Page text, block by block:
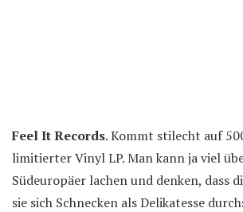
Feel It Records. Kommt stilecht auf
limitierter Vinyl LP. Man kann ja viel
Südeuropäer lachen und denken, dass
sie sich Schnecken als Delikatesse